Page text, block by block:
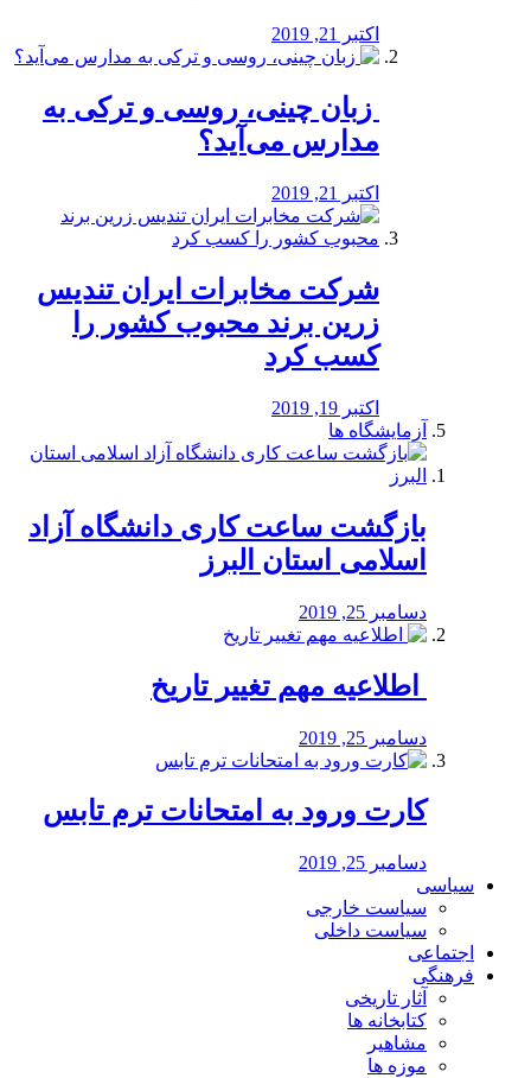
اکتبر 21, 2019
️ زبان چینی، روسی و ترکی به
مدارس می‌آید؟
اکتبر 21, 2019
شرکت مخابرات ایران تندیس
زرین برند محبوب کشور را
کسب کرد
اکتبر 19, 2019
آزمایشگاه ها
بازگشت ساعت کاری دانشگاه آزاد
اسلامی استان البرز
دسامبر 25, 2019
️ اطلاعیه مهم تغییر تاریخ
دسامبر 25, 2019
کارت ورود به امتحانات ترم تابس
دسامبر 25, 2019
سیاسی
سیاست خارجی
سیاست داخلی
اجتماعی
فرهنگی
آثار تاریخی
کتابخانه ها
مشاهیر
موزه ها